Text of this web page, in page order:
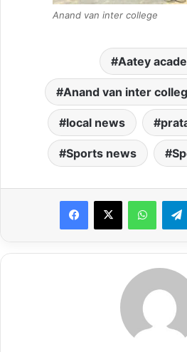
Anand van inter college
Aatey
Anand van inter
local news
Sports news
Facebook
X